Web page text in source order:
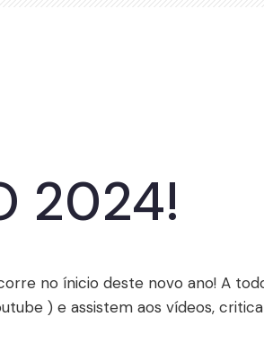
2024!
no ínicio deste novo ano! A
) e assistem aos vídeos,